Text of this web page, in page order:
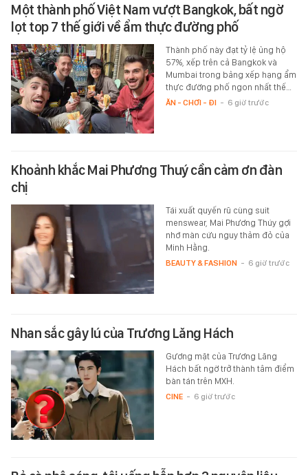
Một thành phố Việt Nam vượt Bangkok, bất ngờ
lọt top 7 thế giới về ẩm thực đường phố
Thành phố này đạt tỷ lệ ủng hộ
57%, xếp trên cả Bangkok và
Mumbai trong bảng xếp hạng ẩm
thực đường phố ngon nhất thế…
ĂN - CHƠI - ĐI - 6 giờ trước
Khoảnh khắc Mai Phương Thuý cần cảm ơn đàn
chị
Tái xuất quyến rũ cùng suit
menswear, Mai Phương Thúy gợi
nhớ màn cứu nguy thảm đỏ của
Minh Hằng.
BEAUTY & FASHION - 6 giờ trước
Nhan sắc gây lú của Trương Lăng Hách
Gương mặt của Trương Lăng
Hách bất ngờ trở thành tâm điểm
bàn tán trên MXH.
CINE - 6 giờ trước